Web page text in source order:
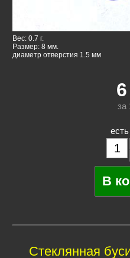
Вес: 0.7 г.
Размер: 8 мм.
диаметр отверстия 1.5 мм
6
за
Стеклянная